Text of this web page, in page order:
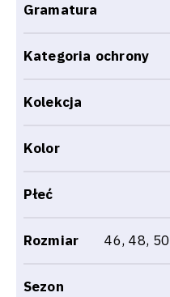
Gramatura
Kategoria ochrony
Kolekcja
Kolor
Płeć
Rozmiar 46, 48,
Sezon